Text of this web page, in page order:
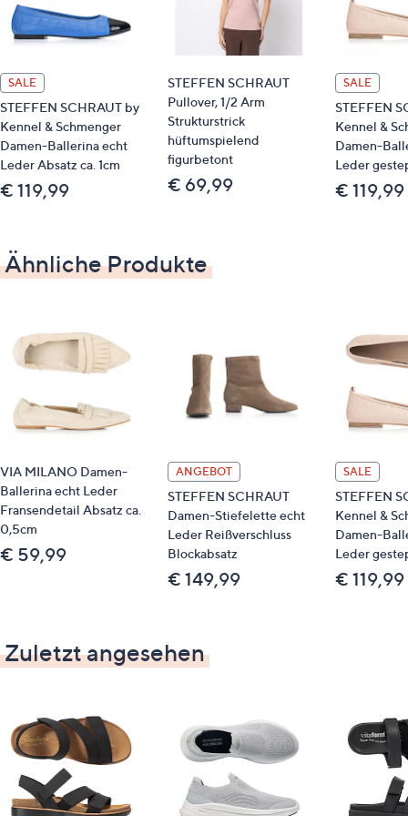
Futter/Decksohle: Leder (Kalb, Ziege)/Textil
Laufsohle: Leder (Kalb, Ziege)
SALE
STEFFEN SCHRAUT by
Kennel & Schmenger
Damen-Ballerina echt
Leder Absatz ca. 1cm
€ 119,99
STEFFEN SCHRAUT
Pullover, 1/2 Arm
Strukturstrick
hüftumspielend
figurbetont
€ 69,99
SALE
STEFFEN
Kennel &
Damen-
Leder
€ 119,99
Ähnliche Produkte
VIA MILANO Damen-
Ballerina echt Leder
Fransendetail Absatz ca.
0,5cm
€ 59,99
ANGEBOT
STEFFEN SCHRAUT
Damen-Stiefelette echt
Leder Reißverschluss
Blockabsatz
€ 149,99
SALE
STEFFEN
Kennel &
Damen-
Leder
€ 119,99
Zuletzt angesehen